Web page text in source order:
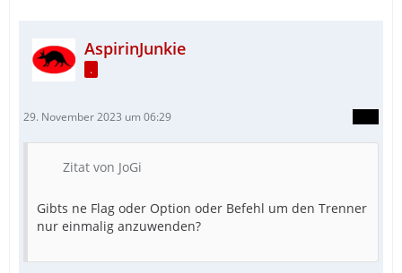
AspirinJunkie
.
29. November 2023 um 06:29
Zitat von JoGi
Gibts ne Flag oder Option oder Befehl um den Trenner
nur einmalig anzuwenden?